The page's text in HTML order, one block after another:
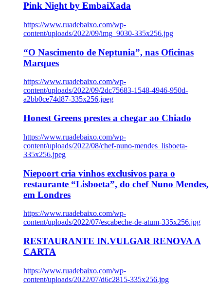
Pink Night by EmbaiXada
https://www.ruadebaixo.com/wp-
content/uploads/2022/09/img_9030-335x256.jpg
“O Nascimento de Neptunia”, nas Oficinas
Marques
https://www.ruadebaixo.com/wp-
content/uploads/2022/09/2dc75683-1548-4946-950d-
a2bb0ce74d87-335x256.jpeg
Honest Greens prestes a chegar ao Chiado
https://www.ruadebaixo.com/wp-
content/uploads/2022/08/chef-nuno-mendes_lisboeta-
335x256.jpeg
Niepoort cria vinhos exclusivos para o
restaurante “Lisboeta”, do chef Nuno Mendes,
em Londres
https://www.ruadebaixo.com/wp-
content/uploads/2022/07/escabeche-de-atum-335x256.jpg
RESTAURANTE IN.VULGAR RENOVA A
CARTA
https://www.ruadebaixo.com/wp-
content/uploads/2022/07/d6c2815-335x256.jpg